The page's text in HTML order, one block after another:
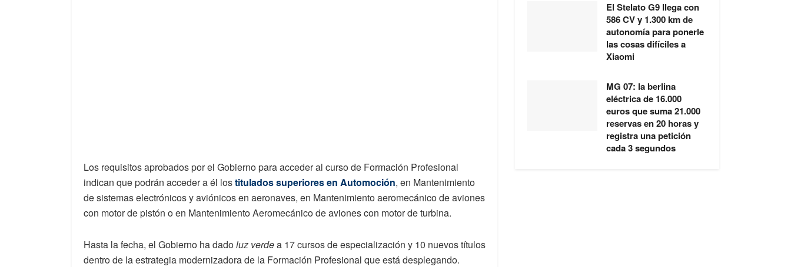
Los requisitos aprobados por el Gobierno para acceder al curso de Formación Profesional
indican que podrán acceder a él lostitulados superiores en Automoción, en Mantenimiento
de sistemas electrónicos y aviónicos en aeronaves, en Mantenimiento aeromecánico de aviones
con motor de pistón o en Mantenimiento Aeromecánico de aviones con motor de turbina.
Hasta la fecha, el Gobierno ha dadoluz verdea 17 cursos de especialización y 10 nuevos títulos
dentro de la estrategia modernizadora de la Formación Profesional que está desplegando.
El Stelato G9 llega con
586 CV y 1.300 km de
autonomía para ponerle
las cosas difíciles a
Xiaomi
MG 07: la berlina
eléctrica de 16.000
euros que suma 21.000
reservas en 20 horas y
registra una petición
cada 3 segundos